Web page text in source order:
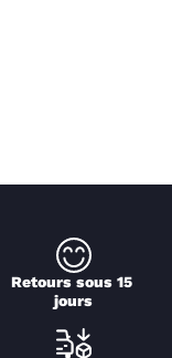
Retours sous 15
jours